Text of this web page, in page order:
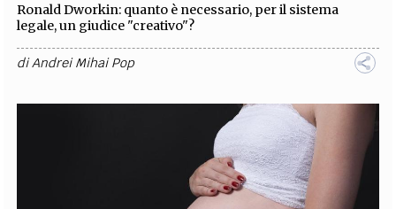
Ronald Dworkin: quanto è necessario, per il sistema
legale, un giudice "creativo"?
diAndrei Mihai Pop